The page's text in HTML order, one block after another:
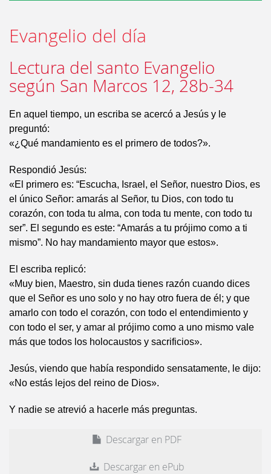
Evangelio del día
Lectura del santo Evangelio
según San Marcos 12, 28b-34
En aquel tiempo, un escriba se acercó a Jesús y le
preguntó:
«¿Qué mandamiento es el primero de todos?».
Respondió Jesús:
«El primero es: “Escucha, Israel, el Señor, nuestro Dios, es
el único Señor: amarás al Señor, tu Dios, con todo tu
corazón, con toda tu alma, con toda tu mente, con todo tu
ser”. El segundo es este: “Amarás a tu prójimo como a ti
mismo”. No hay mandamiento mayor que estos».
El escriba replicó:
«Muy bien, Maestro, sin duda tienes razón cuando dices
que el Señor es uno solo y no hay otro fuera de él; y que
amarlo con todo el corazón, con todo el entendimiento y
con todo el ser, y amar al prójimo como a uno mismo vale
más que todos los holocaustos y sacrificios».
Jesús, viendo que había respondido sensatamente, le dijo:
«No estás lejos del reino de Dios».
Y nadie se atrevió a hacerle más preguntas.
Descargar en PDF
Descargar en ePub